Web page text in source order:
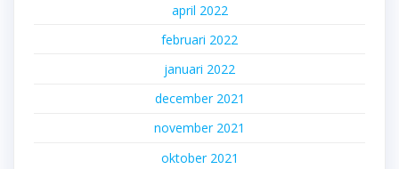
april 2022
februari 2022
januari 2022
december 2021
november 2021
oktober 2021